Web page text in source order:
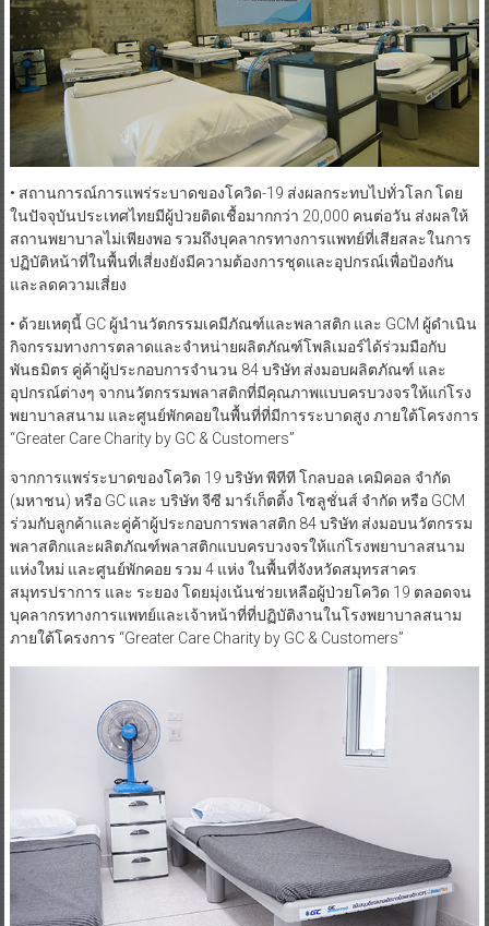
• สถานการณ์การแพร่ระบาดของโควิด-19 ส่งผลกระทบไปทั่วโลก โดย
ในปัจจุบันประเทศไทยมีผู้ป่วยติดเชื้อมากกว่า 20,000 คนต่อวัน ส่งผลให้
สถานพยาบาลไม่เพียงพอ รวมถึงบุคลากรทางการแพทย์ที่เสียสละในการ
ปฏิบัติหน้าที่ในพื้นที่เสี่ยงยังมีความต้องการชุดและอุปกรณ์เพื่อป้องกัน
และลดความเสี่ยง
• ด้วยเหตุนี้ GC ผู้นำนวัตกรรมเคมีภัณฑ์และพลาสติก และ GCM ผู้ดำเนิน
กิจกรรมทางการตลาดและจำหน่ายผลิตภัณฑ์โพลิเมอร์ได้ร่วมมือกับ
พันธมิตร คู่ค้าผู้ประกอบการจำนวน 84 บริษัท ส่งมอบผลิตภัณฑ์ และ
อุปกรณ์ต่างๆ จากนวัตกรรมพลาสติกที่มีคุณภาพแบบครบวงจรให้แก่โรง
พยาบาลสนาม และศูนย์พักคอยในพื้นที่ที่มีการระบาดสูง ภายใต้โครงการ
“Greater Care Charity by GC & Customers”
จากการแพร่ระบาดของโควิด 19 บริษัท พีทีที โกลบอล เคมิคอล จำกัด
(มหาชน) หรือ GC และ บริษัท จีซี มาร์เก็ตติ้ง โซลูชั่นส์ จำกัด หรือ GCM
ร่วมกับลูกค้าและคู่ค้าผู้ประกอบการพลาสติก 84 บริษัท ส่งมอบนวัตกรรม
พลาสติกและผลิตภัณฑ์พลาสติกแบบครบวงจรให้แก่โรงพยาบาลสนาม
แห่งใหม่ และศูนย์พักคอย รวม 4 แห่ง ในพื้นที่จังหวัดสมุทรสาคร
สมุทรปราการ และ ระยอง โดยมุ่งเน้นช่วยเหลือผู้ป่วยโควิด 19 ตลอดจน
บุคลากรทางการแพทย์และเจ้าหน้าที่ที่ปฏิบัติงานในโรงพยาบาลสนาม
ภายใต้โครงการ “Greater Care Charity by GC & Customers”